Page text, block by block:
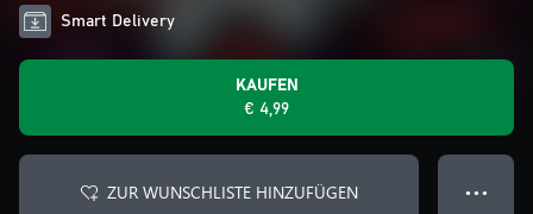
Smart Delivery
KAUFEN
€ 4,99
ZUR WUNSCHLISTE HINZUFÜGEN ● ● ●